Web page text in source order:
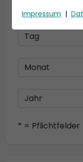
Geburtsdatum
* = Pflichtfelder
Impressum |